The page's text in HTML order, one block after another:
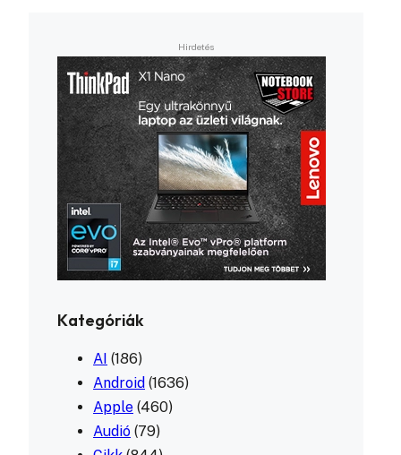
Kategóriák
AI (186)
Android (1636)
Apple (460)
Audió (79)